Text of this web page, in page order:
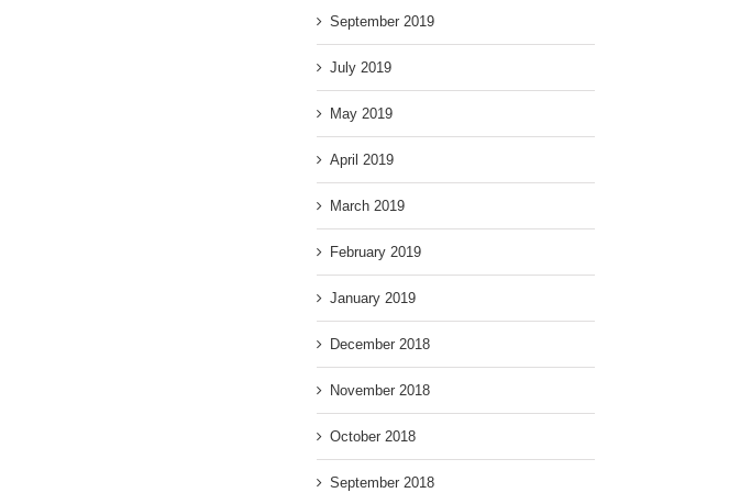
September 2019
July 2019
May 2019
April 2019
March 2019
February 2019
January 2019
December 2018
November 2018
October 2018
September 2018